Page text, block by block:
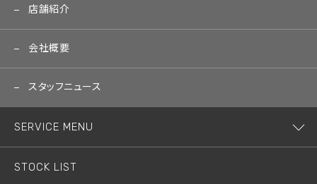
店舗紹介
会社概要
スタッフニュース
SERVICE MENU
STOCK LIST